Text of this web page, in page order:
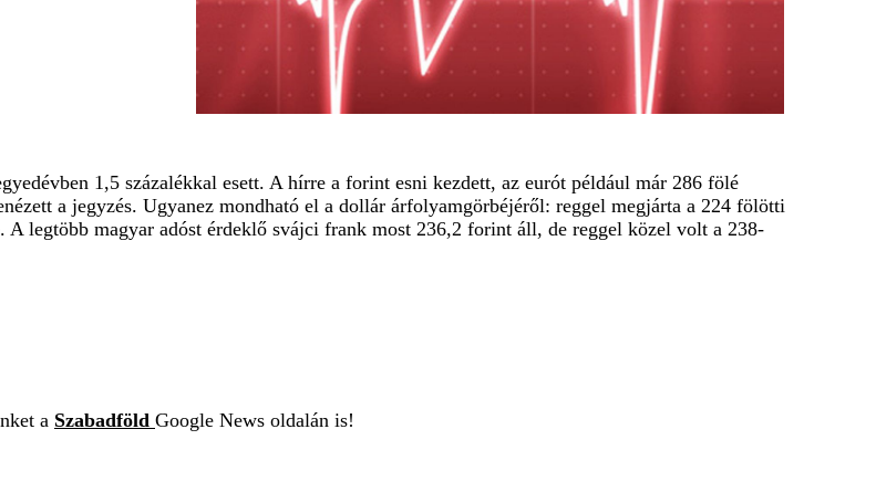
1,5 százalékkal esett. A hírre a forint esni kezdett, az eurót például már 286 fölé
a jegyzés. Ugyanez mondható el a dollár árfolyamgörbéjéről: reggel megjárta a 224 fölötti
A legtöbb magyar adóst érdeklő svájci frank most 236,2 forint áll, de reggel közel volt a 238-
a Szabadföld Google News oldalán is!